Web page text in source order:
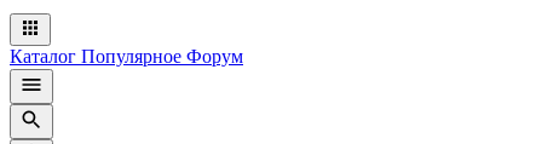
Каталог Популярное Форум